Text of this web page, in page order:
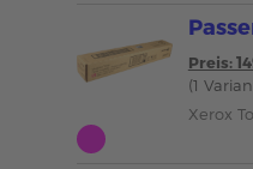
Preis:
(1
Xerox